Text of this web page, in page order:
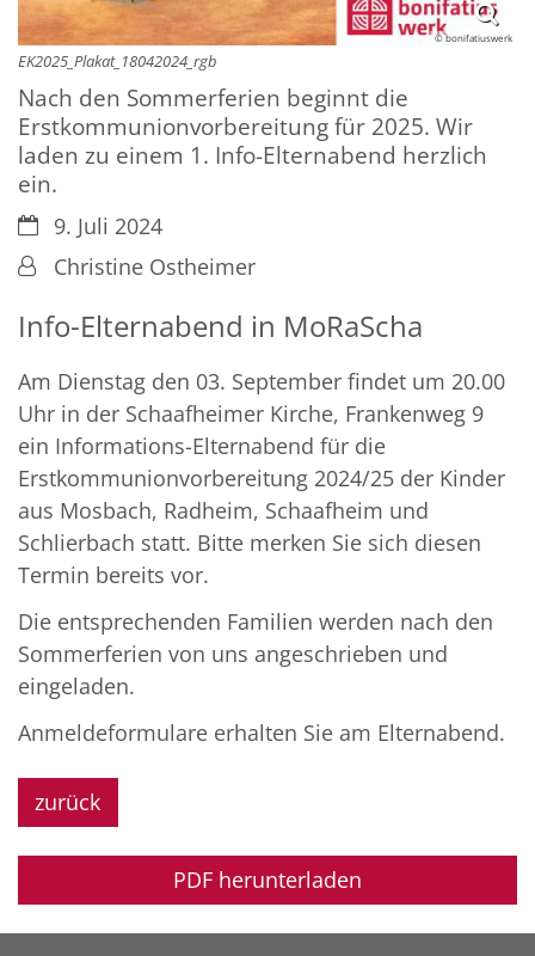
© bonifatiuswerk
EK2025_Plakat_18042024_rgb
Nach den Sommerferien beginnt die
Erstkommunionvorbereitung für 2025. Wir
laden zu einem 1. Info-Elternabend herzlich
ein.
Datum:9. Juli 2024
Von:Christine Ostheimer
Info-Elternabend in MoRaScha
Am Dienstag den 03. September findet um 20.00
Uhr in der Schaafheimer Kirche, Frankenweg 9
ein Informations-Elternabend für die
Erstkommunionvorbereitung 2024/25 der Kinder
aus Mosbach, Radheim, Schaafheim und
Schlierbach statt. Bitte merken Sie sich diesen
Termin bereits vor.
Die entsprechenden Familien werden nach den
Sommerferien von uns angeschrieben und
eingeladen.
Anmeldeformulare erhalten Sie am Elternabend.
zurück
PDF herunterladen